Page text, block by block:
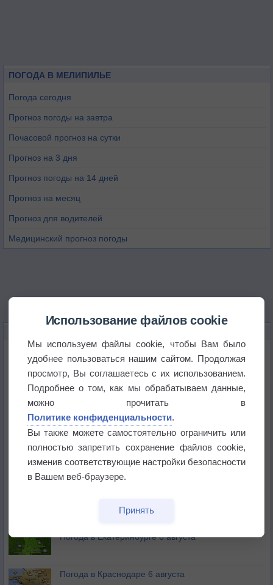
ПОГОДА В МЕЛИПИЛЬЕ
Погода сегодня
Прогноз погоды на завтра
Почасовой прогноз на сутки
Прогноз на 3 дня
Прогноз погоды на 14 дней
Прогноз на месяц
Прогноз для водителей
Медицинский прогноз погоды
Космическая погода и транспорт
Приложение построит маршрут через тень
Атмосфера начала замерзать
В Приморье обнаружены морские волны тепла
Погода в Екатеринбурге 6 августа
Погода в Краснодаре 6 августа
Использование файлов cookie
Мы используем файлы cookie, чтобы Вам было
удобнее пользоваться нашим сайтом. Продолжая
просмотр, Вы соглашаетесь с их использованием.
Подробнее о том, как мы обрабатываем данные,
можно прочитать в
Политике конфиденциальности.
Вы также можете самостоятельно ограничить или
полностью запретить сохранение файлов cookie,
изменив соответствующие настройки безопасности
в Вашем веб-браузере.
Принять